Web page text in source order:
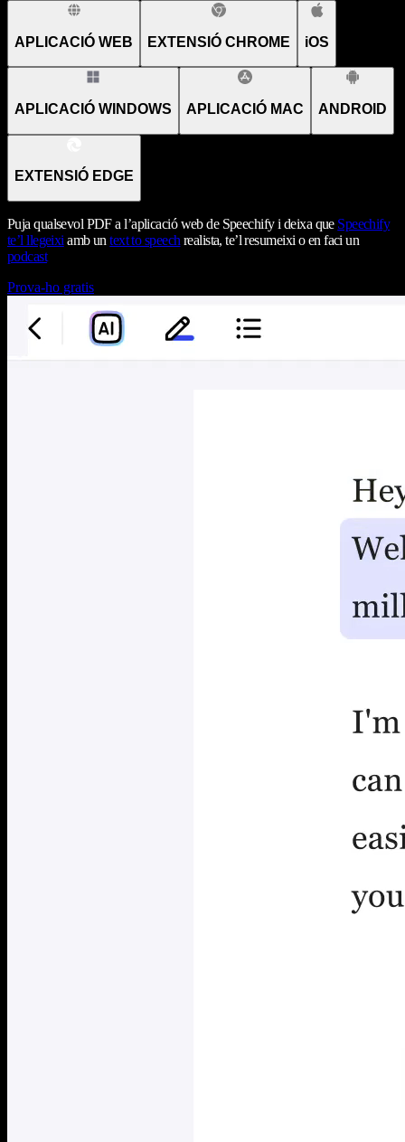
APLICACIÓ WEB EXTENSIÓ CHROME iOS
APLICACIÓ WINDOWS APLICACIÓ MAC ANDROID
EXTENSIÓ EDGE
Puja qualsevol PDF a l’aplicació web de Speechify i deixa que Speechify
te’l llegeixi amb untext to speech realista, te’l resumeixi o en faci un
podcast
Prova-ho gratis